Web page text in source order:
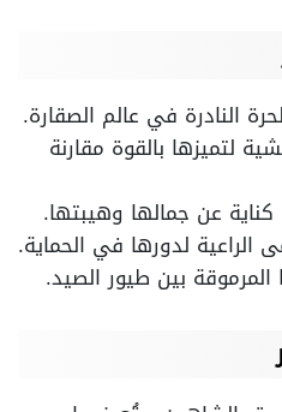
النادرة في عالم الصقارة.
لتميزها بالقوة مقارنة
كناية عن جمالها وهيبتها.
لدورها في الحماية.
بين طيور الصيد.